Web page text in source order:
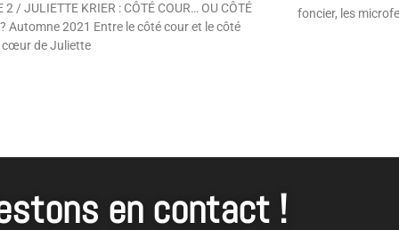
2 / JULIETTE KRIER : CÔTÉ COUR… OU CÔTÉ
Automne 2021 Entre le côté cour et le côté
cœur de Juliette
foncier, les
en contact !